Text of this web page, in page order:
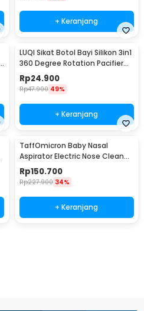
+ Keranjang
LUQI Sikat Botol Bayi Silikon 3in1
360 Degree Rotation Pacifier
Brush - SD8001
Rp24.900
Rp47.900 49%
+ Keranjang
TaffOmicron Baby Nasal
Aspirator Electric Nose Cleaner
65kPa 450mAh - KA1001
Rp150.700
Rp227.900 34%
+ Keranjang